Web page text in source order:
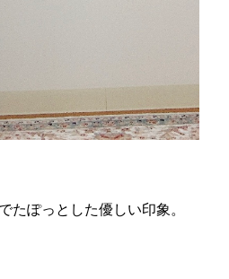
ぽっとした優しい印象。